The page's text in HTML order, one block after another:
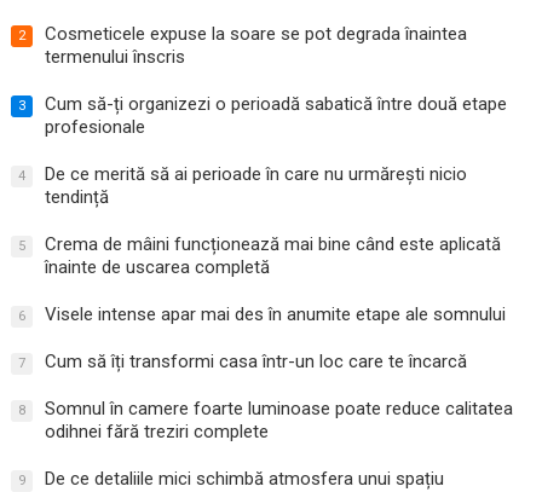
2
Cosmeticele expuse la soare se pot degrada înaintea
termenului înscris
3
Cum să-ți organizezi o perioadă sabatică între două etape
profesionale
4
De ce merită să ai perioade în care nu urmărești nicio
tendință
5
Crema de mâini funcționează mai bine când este aplicată
înainte de uscarea completă
6 Visele intense apar mai des în anumite etape ale somnului
7 Cum să îți transformi casa într-un loc care te încarcă
8
Somnul în camere foarte luminoase poate reduce calitatea
odihnei fără treziri complete
9 De ce detaliile mici schimbă atmosfera unui spațiu